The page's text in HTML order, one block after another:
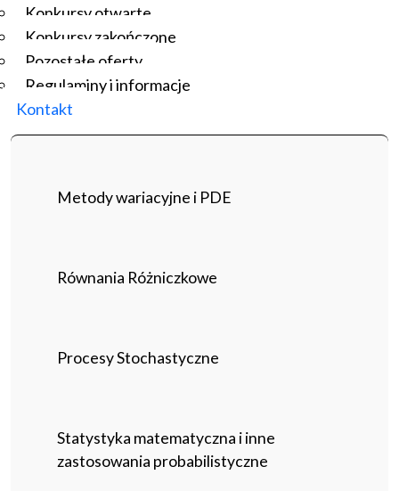
Konkursy otwarte
Konkursy zakończone
Pozostałe oferty
Regulaminy i informacje
Kontakt
Metody wariacyjne i PDE
Równania Różniczkowe
Procesy Stochastyczne
Statystyka matematyczna i inne
zastosowania probabilistyczne